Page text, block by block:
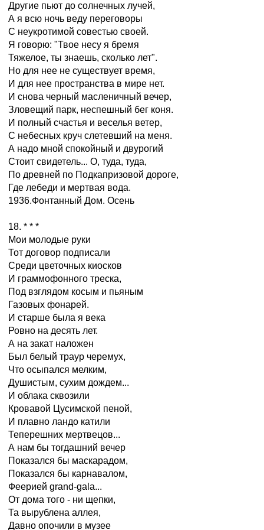
Другие пьют до солнечных лучей,
А я всю ночь веду переговоры
С неукротимой совестью своей.
Я говорю: "Твое несу я бремя
Тяжелое, ты знаешь, сколько лет".
Но для нее не существует время,
И для нее пространства в мире нет.
И снова черный масленичный вечер,
Зловещий парк, неспешный бег коня.
И полный счастья и веселья ветер,
С небесных круч слетевший на меня.
А надо мной спокойный и двурогий
Стоит свидетель... О, туда, туда,
По древней по Подкапризовой дороге,
Где лебеди и мертвая вода.
1936.Фонтанный Дом. Осень
18. * * *
Мои молодые руки
Тот договор подписали
Среди цветочных киосков
И граммофонного треска,
Под взглядом косым и пьяным
Газовых фонарей.
И старше была я века
Ровно на десять лет.
А на закат наложен
Был белый траур черемух,
Что осыпался мелким,
Душистым, сухим дождем...
И облака сквозили
Кровавой Цусимской пеной,
И плавно ландо катили
Теперешних мертвецов...
А нам бы тогдашний вечер
Показался бы маскарадом,
Показался бы карнавалом,
Феерией grand-gala...
От дома того - ни щепки,
Та вырублена аллея,
Давно опочили в музее